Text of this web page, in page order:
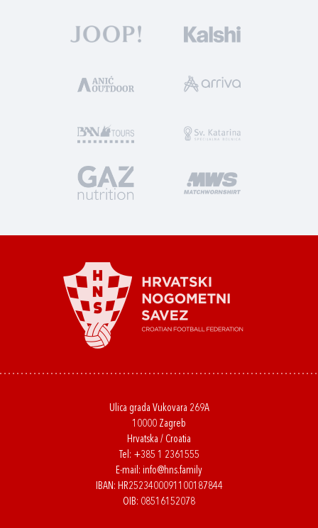
Ulica grada Vukovara 269A
10000 Zagreb
Hrvatska / Croatia
Tel: +385 1 2361555
E-mail: info@hns.family
IBAN: HR2523400091100187844
OIB: 08516152078